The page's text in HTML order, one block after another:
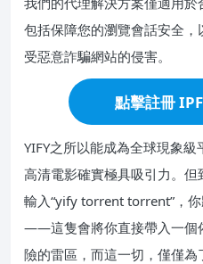
包括保障您的瀏覽會話安全
受惡意詐騙網站的侵害。
點擊註冊
YIFY之所以能成為全球現象
高清電影確實極具吸引力。
輸入“yify torrent torrent”，
——這隻會將你直接帶入一個
險的雷區，而這一切，僅僅